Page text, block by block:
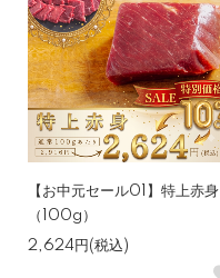
【お中元セール01】特上赤身
（100g）
2,624円(税込)